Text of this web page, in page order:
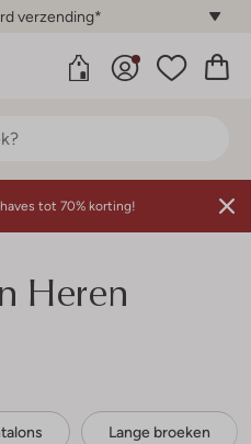
verzending*
tot 70% korting!
Heren
Lange broeken